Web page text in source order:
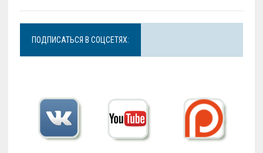
ПОДПИСАТЬСЯ В СОЦСЕТЯХ: